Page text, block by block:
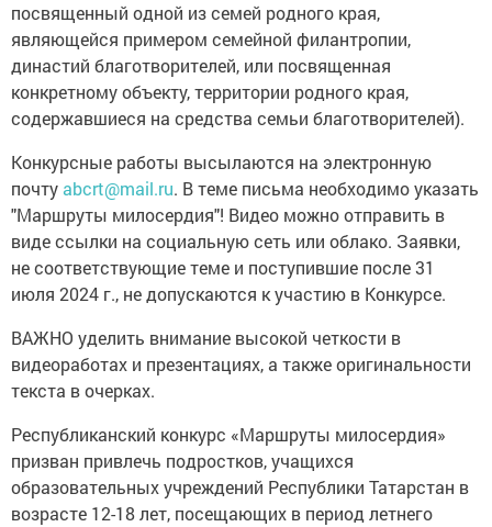
посвященный одной из семей родного края,
являющейся примером семейной филантропии,
династий благотворителей, или посвященная
конкретному объекту, территории родного края,
содержавшиеся на средства семьи благотворителей).
Конкурсные работы высылаются на электронную
почтуabcrt@mail.ru. В теме письма необходимо указать
"Маршруты милосердия"! Видео можно отправить в
виде ссылки на социальную сеть или облако. Заявки,
не соответствующие теме и поступившие после 31
июля 2024 г., не допускаются к участию в Конкурсе.
ВАЖНО уделить внимание высокой четкости в
видеоработах и презентациях, а также оригинальности
текста в очерках.
Республиканский конкурс «Маршруты милосердия»
призван привлечь подростков, учащихся
образовательных учреждений Республики Татарстан в
возрасте 12-18 лет, посещающих в период летнего